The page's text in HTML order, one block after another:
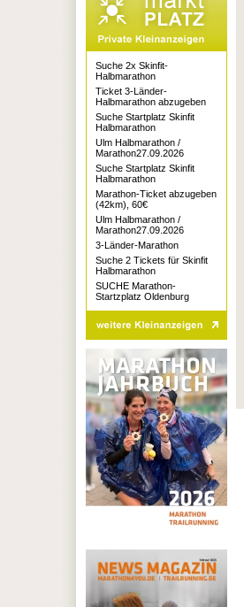
Suche 2x Skinfit-
Halbmarathon
Ticket 3-Länder-
Halbmarathon abzugeben
Suche Startplatz Skinfit
Halbmarathon
Ulm Halbmarathon /
Marathon27.09.2026
Suche Startplatz Skinfit
Halbmarathon
Marathon-Ticket abzugeben
(42km), 60€
Ulm Halbmarathon /
Marathon27.09.2026
3-Länder-Marathon
Suche 2 Tickets für Skinfit
Halbmarathon
SUCHE Marathon-
Startzplatz Oldenburg